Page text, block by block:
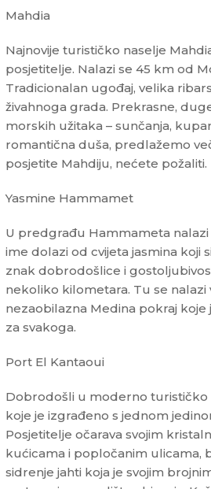
Mahdia
Najnovije turističko naselje
posjetitelje. Nalazi se 45 km od
Tradicionalan ugođaj, velika
živahnoga grada. Prekrasne,
morskih užitaka – sunčanja,
romantična duša, predlažemo
posjetite Mahdiju, nećete požaliti.
Yasmine Hammamet
U predgrađu Hammameta nalazi
ime dolazi od cvijeta jasmina koji
znak dobrodošlice i
nekoliko kilometara. Tu se nalazi
nezaobilazna Medina pokraj
za svakoga.
Port El Kantaoui
Dobrodošli u moderno turističko
koje je izgrađeno s jednom
Posjetitelje očarava svojim
kućicama i popločanim ulicama,
sidrenje jahti koja je svojim